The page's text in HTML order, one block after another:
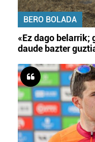
BERO BOLADA
«Ez dago belarrik;
daude bazter